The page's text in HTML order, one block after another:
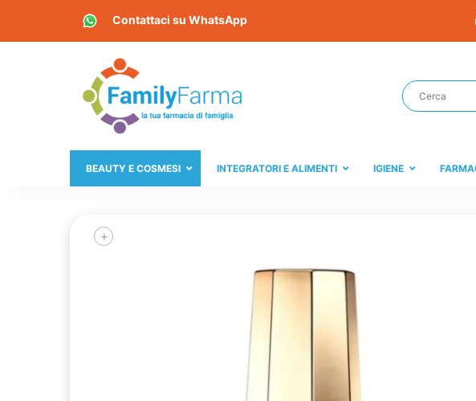
Contattaci su WhatsApp
BEAUTY E COSMESI INTEGRATORI E ALIMENTI IGIENE
+